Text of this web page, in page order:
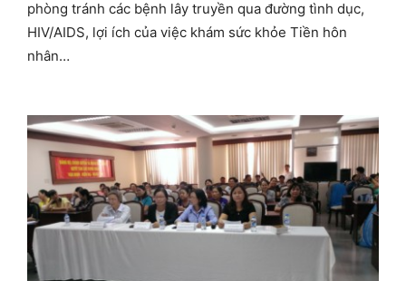
phòng tránh các bệnh lây truyền qua đường tình dục,
HIV/AIDS, lợi ích của việc khám sức khỏe Tiền hôn
nhân…